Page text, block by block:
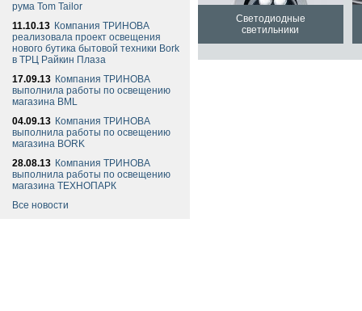
рума Tom Tailor
11.10.13 Компания ТРИНОВА
реализовала проект освещения
нового бутика бытовой техники Bork
в ТРЦ Райкин Плаза
17.09.13 Компания ТРИНОВА
выполнила работы по освещению
магазина BML
04.09.13 Компания ТРИНОВА
выполнила работы по освещению
магазина BORK
28.08.13 Компания ТРИНОВА
выполнила работы по освещению
магазина ТЕХНОПАРК
Все новости
Светодиодные
светильники